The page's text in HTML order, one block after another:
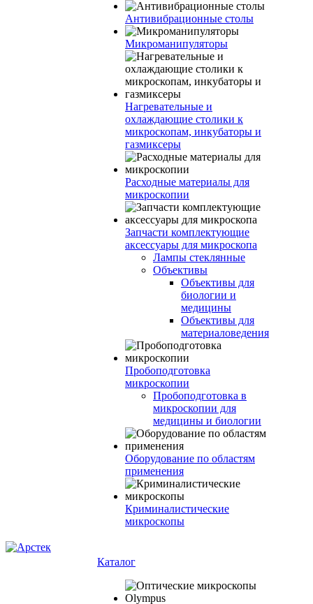
Антивибрационные столы
Микроманипуляторы
Нагревательные и
охлаждающие столики к
микроскопам, инкубаторы и
газмиксеры
Расходные материалы для
микроскопии
Запчасти комплектующие
аксессуары для микроскопа
Лампы стеклянные
Объективы
Объективы для
биологии и
медицины
Объективы для
материаловедения
Пробоподготовка
микроскопии
Пробоподготовка в
микроскопии для
медицины и биологии
Оборудование по областям
применения
Криминалистические
микроскопы
Каталог